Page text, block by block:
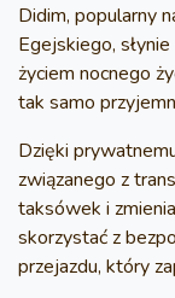
Didim, popularny
Egejskiego,
życiem nocnego
tak samo
Dzięki
związanego z
taksówek i
skorzystać z
przejazdu, który